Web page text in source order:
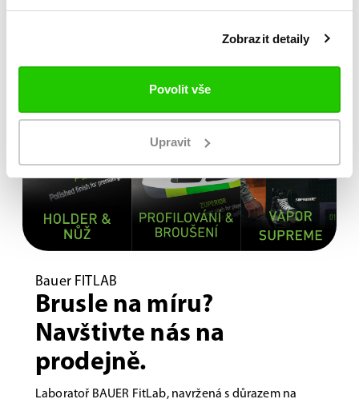
Zobrazit detaily
Povolit vše
Upravit
Bauer FITLAB
Brusle na míru?
Navštivte nás na
prodejně.
Laboratoř BAUER FitLab, navržená s důrazem na